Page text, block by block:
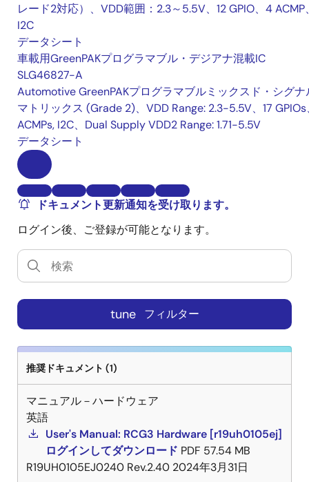
レード2対応）、VDD範囲：2.3～5.5V、12 GPIO、4 ACMP
I2C
データシート
車載用GreenPAKプログラマブル・デジアナ混載IC
SLG46827-A
Automotive GreenPAKプログラマブルミックスド・シグナ
マトリックス (Grade 2)、VDD Range: 2.3-5.5V、17
ACMPs, I2C、Dual Supply VDD2 Range: 1.71-5.5V
データシート
ドキュメント更新通知を受け取ります。
ログイン後、ご登録が可能となります。
tune フィルター
推奨ドキュメント (1)
マニュアル－ハードウェア
英語
User's Manual: RCG3 Hardware [r19uh0105ej]
ログインしてダウンロード PDF 57.54 MB
R19UH0105EJ0240 Rev.2.40 2024年3月31日